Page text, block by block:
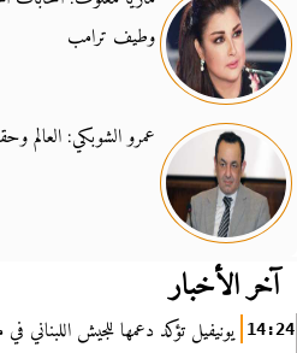
وطيف ترامب
عمرو الشوبكي: العالم
آخر الأخبار
14:24 يونيفيل تؤكد دعمها للجيش اللبناني